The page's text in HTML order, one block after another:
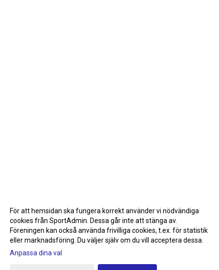
Gå till Webbversion
För att hemsidan ska fungera korrekt använder vi nödvändiga
cookies från SportAdmin. Dessa går inte att stänga av.
Föreningen kan också använda frivilliga cookies, t.ex. för statistik
eller marknadsföring. Du väljer själv om du vill acceptera dessa.
Anpassa dina val